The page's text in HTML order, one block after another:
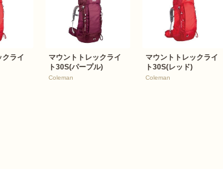
クライ
マウントトレックライ
ト30S(パープル)
Coleman
マウントトレックライ
ト30S(レッド)
Coleman